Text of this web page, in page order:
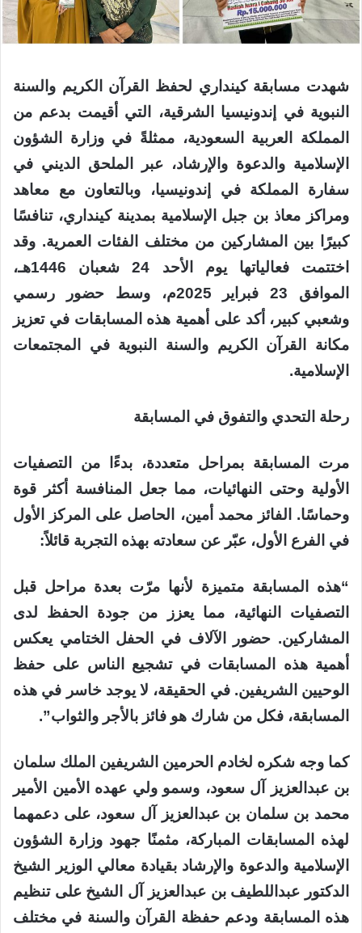
شهدت مسابقة كينداري لحفظ القرآن الكريم والسنة
النبوية في إندونيسيا الشرقية، التي أقيمت بدعم من
المملكة العربية السعودية، ممثلةً في وزارة الشؤون
الإسلامية والدعوة والإرشاد، عبر الملحق الديني في
سفارة المملكة في إندونيسيا، وبالتعاون مع معاهد
ومراكز معاذ بن جبل الإسلامية بمدينة كينداري، تنافسًا
كبيرًا بين المشاركين من مختلف الفئات العمرية. وقد
اختتمت فعالياتها يوم الأحد 24 شعبان 1446هـ،
الموافق 23 فبراير 2025م، وسط حضور رسمي
وشعبي كبير، أكد على أهمية هذه المسابقات في تعزيز
مكانة القرآن الكريم والسنة النبوية في المجتمعات
الإسلامية.
رحلة التحدي والتفوق في المسابقة
مرت المسابقة بمراحل متعددة، بدءًا من التصفيات
الأولية وحتى النهائيات، مما جعل المنافسة أكثر قوة
وحماسًا. الفائز محمد أمين، الحاصل على المركز الأول
في الفرع الأول، عبّر عن سعادته بهذه التجربة قائلاً:
“هذه المسابقة متميزة لأنها مرّت بعدة مراحل قبل
التصفيات النهائية، مما يعزز من جودة الحفظ لدى
المشاركين. حضور الآلاف في الحفل الختامي يعكس
أهمية هذه المسابقات في تشجيع الناس على حفظ
الوحيين الشريفين. في الحقيقة، لا يوجد خاسر في هذه
المسابقة، فكل من شارك هو فائز بالأجر والثواب”.
كما وجه شكره لخادم الحرمين الشريفين الملك سلمان
بن عبدالعزيز آل سعود، وسمو ولي عهده الأمين الأمير
محمد بن سلمان بن عبدالعزيز آل سعود، على دعمهما
لهذه المسابقات المباركة، مثمنًا جهود وزارة الشؤون
الإسلامية والدعوة والإرشاد بقيادة معالي الوزير الشيخ
الدكتور عبداللطيف بن عبدالعزيز آل الشيخ على تنظيم
هذه المسابقة ودعم حفظة القرآن والسنة في مختلف